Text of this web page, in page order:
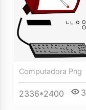
Computadora Png
2336*2400 3